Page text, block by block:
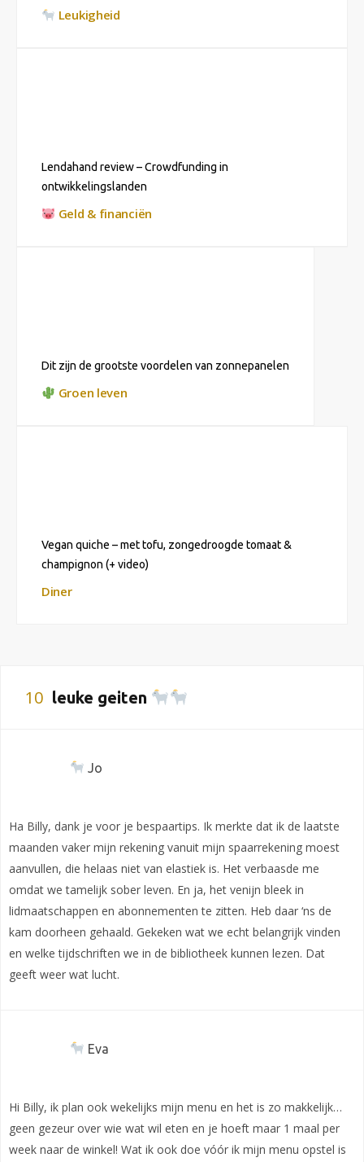
Leukigheid
Lendahand review – Crowdfunding in
ontwikkelingslanden
Geld & financiën
Dit zijn de grootste voordelen van zonnepanelen
Groen leven
Vegan quiche – met tofu, zongedroogde tomaat &
champignon (+ video)
Diner
10 leuke geiten
Jo
Ha Billy, dank je voor je bespaartips. Ik merkte dat ik de laatste
maanden vaker mijn rekening vanuit mijn spaarrekening moest
aanvullen, die helaas niet van elastiek is. Het verbaasde me
omdat we tamelijk sober leven. En ja, het venijn bleek in
lidmaatschappen en abonnementen te zitten. Heb daar ‘ns de
kam doorheen gehaald. Gekeken wat we echt belangrijk vinden
en welke tijdschriften we in de bibliotheek kunnen lezen. Dat
geeft weer wat lucht.
Eva
Hi Billy, ik plan ook wekelijks mijn menu en het is zo makkelijk…
geen gezeur over wie wat wil eten en je hoeft maar 1 maal per
week naar de winkel! Wat ik ook doe vóór ik mijn menu opstel is